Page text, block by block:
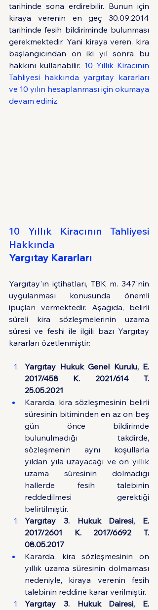
tarihinde sona erdirebilir. Bunun için
kiraya verenin en geç 30.09.2014
tarihinde fesih bildiriminde bulunması
gerekmektedir. Yani kiraya veren, kira
başlangıcından on iki yıl sonra bu
hakkını kullanabilir. 10 Yıllık Kiracının
Tahliyesi hakkında yargıtay kararları
ve 10 yılın hesaplanması için okumaya
devam ediniz.
10 Yıllık Kiracının Tahliyesi
Hakkında
Yargıtay Kararları
Yargıtay'ın içtihatları, TBK m. 347'nin
uygulanması konusunda önemli
ipuçları vermektedir. Aşağıda, belirli
süreli kira sözleşmelerinin uzama
süresi ve feshi ile ilgili bazı Yargıtay
kararları özetlenmiştir:
Yargıtay Hukuk Genel Kurulu, E.
2017/458 K. 2021/614 T.
25.05.2021
Kararda, kira sözleşmesinin belirli
süresinin bitiminden en az on beş
gün önce bildirimde
bulunulmadığı takdirde,
sözleşmenin aynı koşullarla
yıldan yıla uzayacağı ve on yıllık
uzama süresinin dolmadığı
hallerde fesih talebinin
reddedilmesi gerektiği
belirtilmiştir.
Yargıtay 3. Hukuk Dairesi, E.
2017/2601 K. 2017/6692 T.
08.05.2017
Kararda, kira sözleşmesinin on
yıllık uzama süresinin dolmaması
nedeniyle, kiraya verenin fesih
talebinin reddine karar verilmiştir.
Yargıtay 3. Hukuk Dairesi, E.